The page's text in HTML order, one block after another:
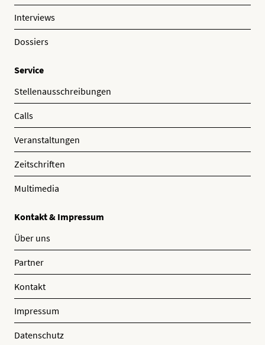
Interviews
Dossiers
Service
Stellenausschreibungen
Calls
Veranstaltungen
Zeitschriften
Multimedia
Kontakt & Impressum
Über uns
Partner
Kontakt
Impressum
Datenschutz